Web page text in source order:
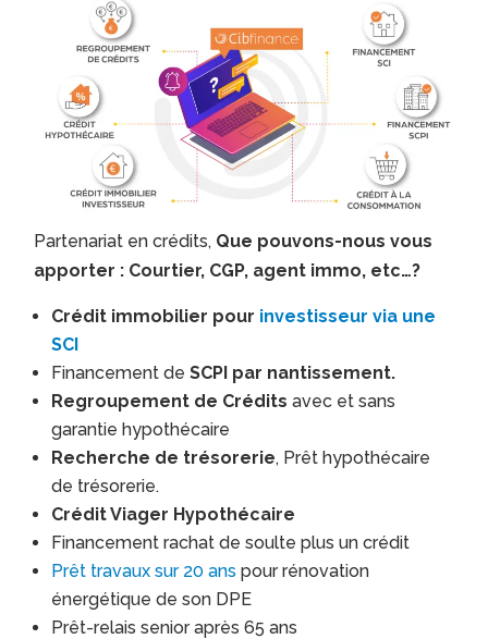
Partenariat en crédits, Que pouvons-nous vous
apporter : Courtier, CGP, agent immo, etc…?
Crédit immobilier pour investisseur via une
SCI
Financement deSCPI par nantissement.
Regroupement de Créditsavec et sans
garantie hypothécaire
Recherche de trésorerie, Prêt hypothécaire
de trésorerie.
Crédit Viager Hypothécaire
Financement rachat de soulte plus un crédit
Prêt travaux sur 20 ans pour rénovation
énergétique de son DPE
Prêt-relais senior après 65 ans